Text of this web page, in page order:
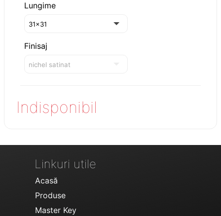
Lungime
Finisaj
Indisponibil
Linkuri utile
Acasă
Produse
Master Key